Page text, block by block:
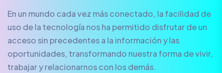
En un mundo cada vez más conectado, la facilidad de
uso de la tecnología nos ha permitido disfrutar de un
acceso sin precedentes a la información y las
oportunidades, transformando nuestra forma de vivir,
trabajar y relacionarnos con los demás.